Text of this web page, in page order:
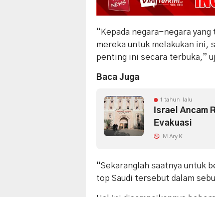
“Kepada negara-negara
mereka untuk melakukan ini,
penting ini secara terbuka,”
Baca Juga
1 tahun lalu
Israel Ancam
Evakuasi
M Ary K
“Sekaranglah saatnya untuk
top Saudi tersebut dalam